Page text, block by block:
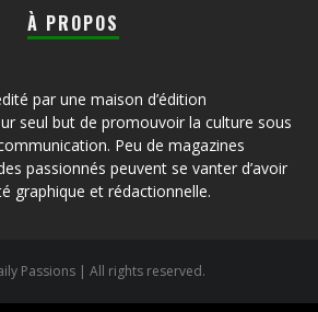
À PROPOS
par une maison d’édition
seul but de promouvoir la culture sous
Peu de magazines
passionnés peuvent se vanter d’avoir
graphique et rédactionnelle.
Passions | All rights reserved.